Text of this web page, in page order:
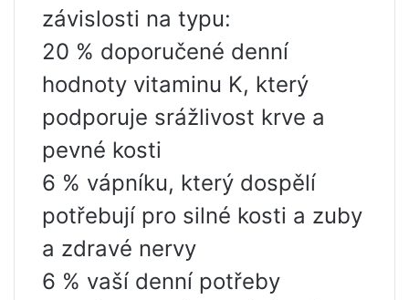
závislosti na typu:
20 % doporučené denní
hodnoty vitaminu K, který
podporuje srážlivost krve a
pevné kosti
6 % vápníku, který dospělí
potřebují pro silné kosti a zuby
a zdravé nervy
6 % vaší denní potřeby